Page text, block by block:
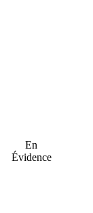
En
Évidence